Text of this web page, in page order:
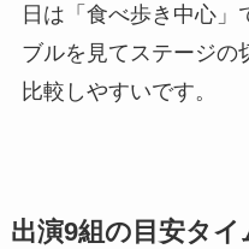
日は「食べ歩き中心
ブルを見てステージの
比較しやすいです。
出演9組の目安タ